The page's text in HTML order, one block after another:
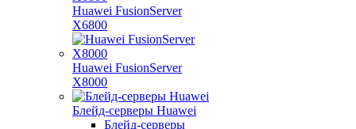
Huawei FusionServer
X6800
Huawei FusionServer
X8000
Блейд-серверы Huawei
Блейд-серверы